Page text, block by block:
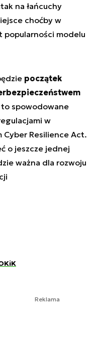
na łańcuchy
choćby w
popularności modelu
początek
to spowodowane
w
Cyber Resilience Act.
o jeszcze jednej
ważna dla rozwoju
Reklama